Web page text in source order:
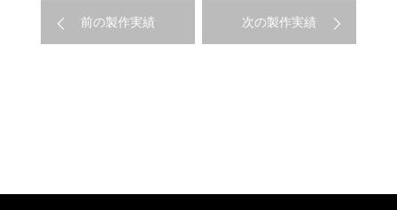
前の製作実績 次の製作実績